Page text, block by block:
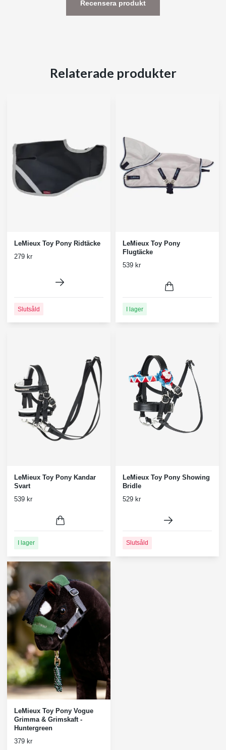
Recensera produkt
Relaterade produkter
LeMieux Toy Pony Ridtäcke
279 kr
Slutsåld
LeMieux Toy Pony
Flugtäcke
539 kr
I lager
LeMieux Toy Pony Kandar
Svart
539 kr
I lager
LeMieux Toy Pony Showing
Bridle
529 kr
Slutsåld
LeMieux Toy Pony Vogue
Grimma & Grimskaft -
Huntergreen
379 kr